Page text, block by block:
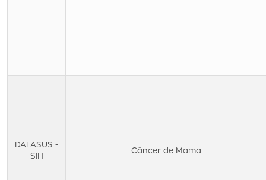
DATASUS -
SIH
Câncer de Mama